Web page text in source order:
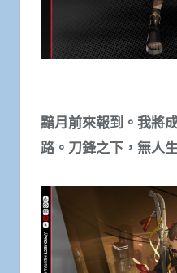
黯月前來報到。我將
路。刀鋒之下，無人